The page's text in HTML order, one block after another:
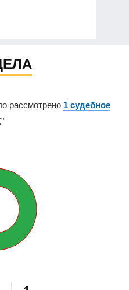
рассмотрено 1 судебное